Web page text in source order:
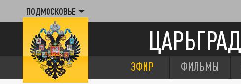
ПОДМОСКОВЬЕ
ЦАРЬГРАД
ЭФИР ФИЛЬМЫ